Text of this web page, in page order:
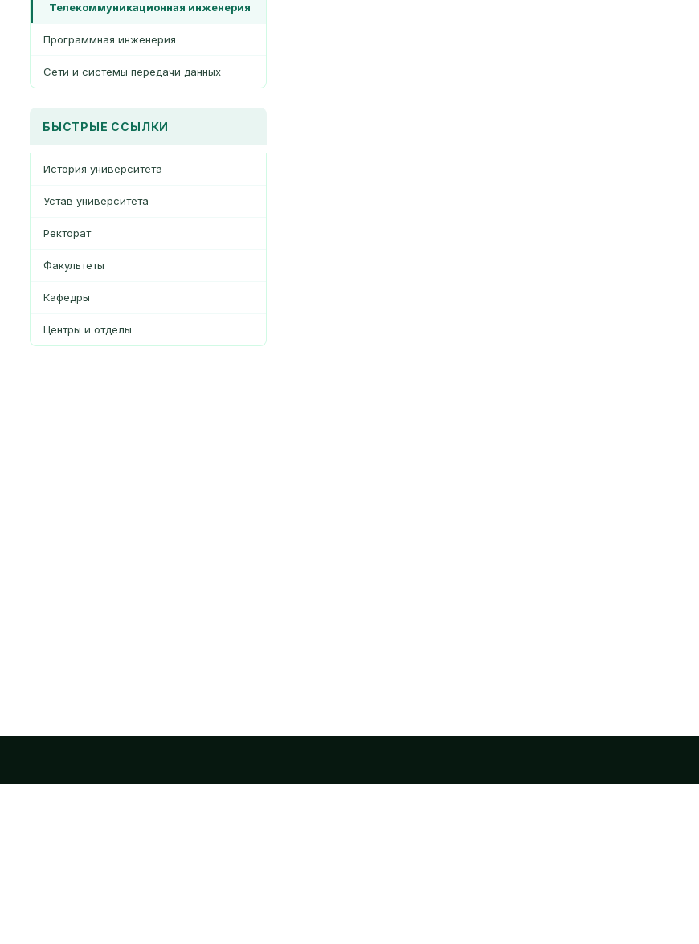
Телекоммуникационная инженерия
Программная инженерия
Сети и системы передачи данных
БЫСТРЫЕ ССЫЛКИ
История университета
Устав университета
Ректорат
Факультеты
Кафедры
Центры и отделы